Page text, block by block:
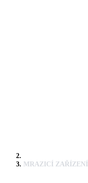
MRAZICÍ ZAŘÍZENÍ